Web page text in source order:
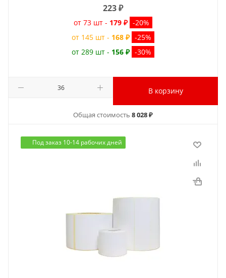
223₽
от 73 шт - 179 ₽ -20%
от 145 шт - 168 ₽ -25%
от 289 шт - 156 ₽ -30%
В корзину
Общая стоимость 8 028 ₽
Под заказ 10-14 рабочих дней